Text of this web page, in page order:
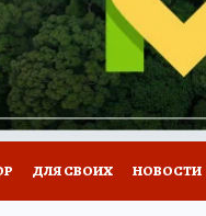
ОБЪЯВЛЕНИЯ
ДЛЯ СВОИХ НОВОСТИ